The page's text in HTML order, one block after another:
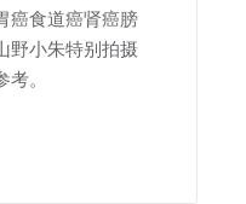
癌食道癌肾癌膀
野小朱特别拍摄
。